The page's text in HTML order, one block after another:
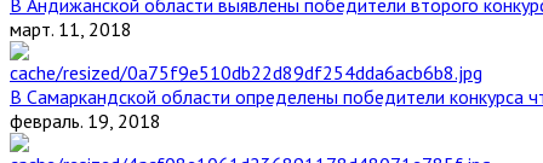
В Андижанской области выявлены победители второго
март. 11, 2018
В Самаркандской области определены победители конкурса
февраль. 19, 2018